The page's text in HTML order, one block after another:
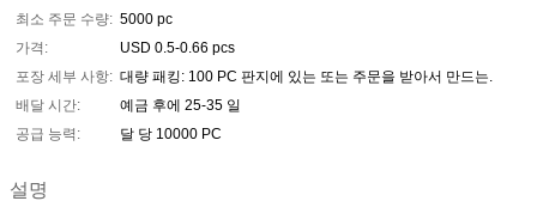
최소 주문 수량: 5000 pc
가격:
USD 0.5-0.66 pcs
포장 세부 사항: 대량 패킹: 100 PC 판지에 있는 또는 주문을 받아서 만드는.
배달 시간:
예금 후에 25-35 일
공급 능력:
달 당 10000 PC
설명